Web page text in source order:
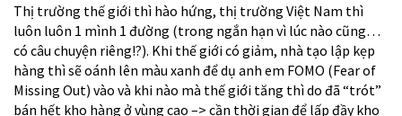
Thị trường thế giới thì hào hứng, thị trường Việt Nam thì
luôn luôn 1 mình 1 đường (trong ngắn hạn vì lúc nào cũng…
có câu chuyện riêng!?). Khi thế giới có giảm, nhà tạo lập kẹp
hàng thì sẽ oánh lên màu xanh để dụ anh em FOMO (Fear of
Missing Out) vào và khi nào mà thế giới tăng thì do đã “trót”
bán hết kho hàng ở vùng cao –> cần thời gian để lấp đầy kho